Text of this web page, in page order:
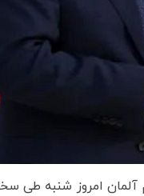
آلمان امروز شنبه طی